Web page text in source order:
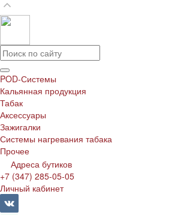
POD-Системы
Кальянная продукция
Табак
Аксессуары
Зажигалки
Системы нагревания табака
Прочее
Адреса бутиков
+7 (347) 285-05-05
Личный кабинет